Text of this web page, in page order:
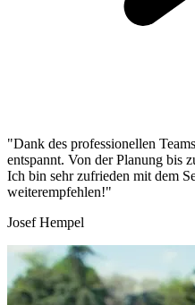
"Dank des professionellen
entspannt. Von der Planung bis
Ich bin sehr zufrieden mit dem
weiterempfehlen!"
Josef Hempel